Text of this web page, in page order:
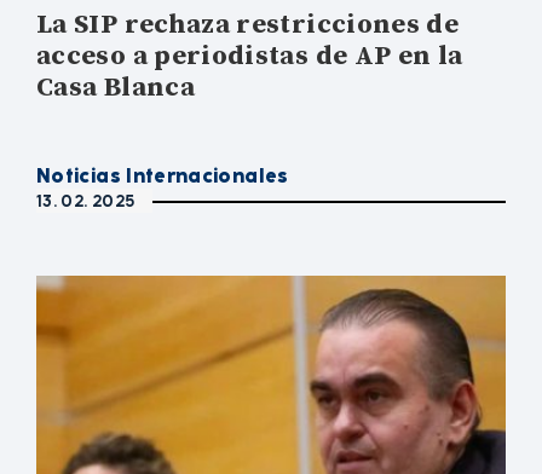
La SIP rechaza restricciones de
acceso a periodistas de AP en la
Casa Blanca
Noticias Internacionales
13. 02. 2025